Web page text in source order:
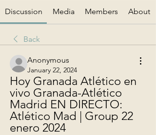
Discussion Media Members About
Back
Anonymous
January 22, 2024
Hoy Granada Atlético en
vivo Granada-Atlético
Madrid EN DIRECTO:
Atlético Mad | Group 22
enero 2024